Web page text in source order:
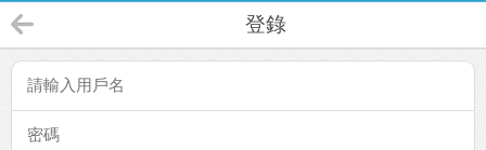
登錄